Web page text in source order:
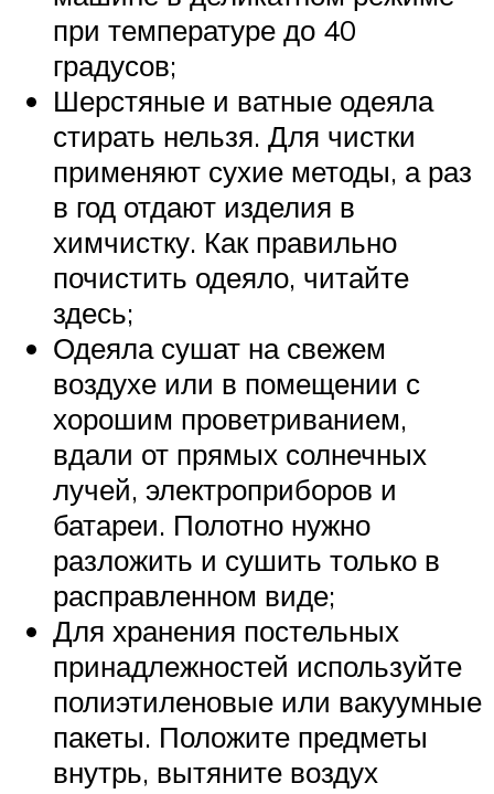
при температуре до 40
градусов;
Шерстяные и ватные одеяла
стирать нельзя. Для чистки
применяют сухие методы, а раз
в год отдают изделия в
химчистку. Как правильно
почистить одеяло, читайте
здесь;
Одеяла сушат на свежем
воздухе или в помещении с
хорошим проветриванием,
вдали от прямых солнечных
лучей, электроприборов и
батареи. Полотно нужно
разложить и сушить только в
расправленном виде;
Для хранения постельных
принадлежностей используйте
полиэтиленовые или вакуумные
пакеты. Положите предметы
внутрь, вытяните воздух